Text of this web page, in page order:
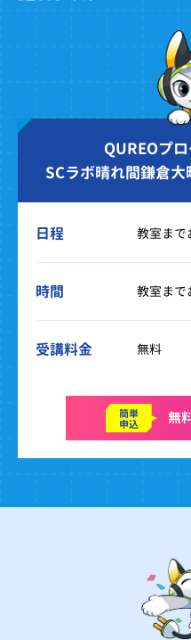
QUREOプ
SCラボ晴れ間鎌倉
日程 教室まで
時間 教室まで
受講料金 無料
簡単
申込 無